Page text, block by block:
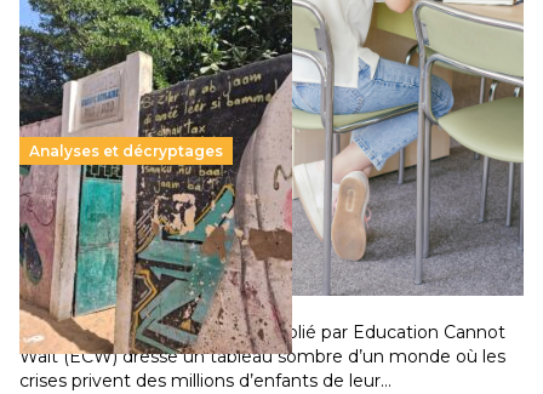
Analyses et décryptages
258 millions d’enfants victimes de la guerre, des
chocs climatiques et des déplacements de
population
11 juillet 2026- National
Un nouveau rapport mondial publié par Education Cannot
Wait (ECW) dresse un tableau sombre d’un monde où les
crises privent des millions d’enfants de leur…